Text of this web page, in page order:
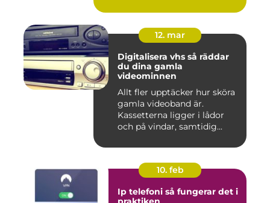
12. mar
Digitalisera vhs så räddar
du dina gamla
videominnen
Allt fler upptäcker hur sköra
gamla videoband är.
Kassetterna ligger i lådor
och på vindar, samtidig...
10. feb
Ip telefoni så fungerar det i